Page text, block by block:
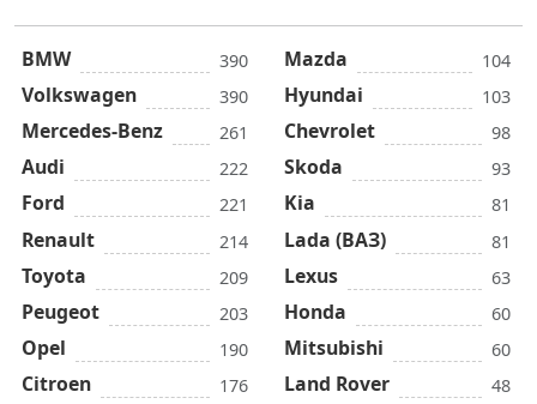
BMW 390
Volkswagen 390
Mercedes-Benz 261
Audi 222
Ford 221
Renault 214
Toyota 209
Peugeot 203
Opel 190
Citroen 176
Mazda 104
Hyundai 103
Chevrolet 98
Skoda 93
Kia 81
Lada (ВАЗ) 81
Lexus 63
Honda 60
Mitsubishi 60
Land Rover 48